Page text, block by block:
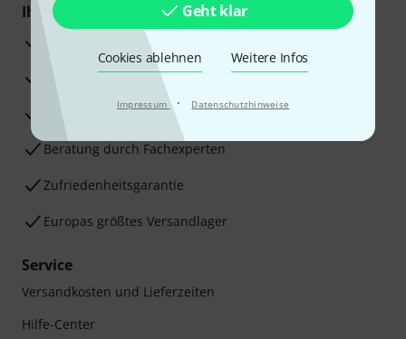
Geht klar
Cookies ablehnen Weitere Infos
Impressum · Datenschutzhinweise
Ihre Vorteile
3 Jahre Thomann Garantie
30 Tage Money-Back-Garantie
Reparaturservice
Beratung durch Fachexperten
Zufriedenheitsgarantie
Europas größtes Versandlager
Service
Versandkosten und Lieferzeiten
Hilfe-Center